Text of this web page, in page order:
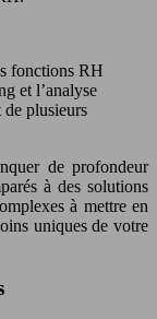
fonctions RH
et l’analyse
de plusieurs
de profondeur
à des solutions
à mettre en
uniques de votre